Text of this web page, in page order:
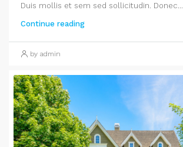
Duis mollis et sem sed sollicitudin. Donec...
Continue reading
by admin